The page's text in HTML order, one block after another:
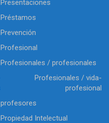
Presentaciones
Préstamos
Prevención
Profesional
Profesionales / profesionales
Profesionales / vida-
profesional
profesores
Propiedad Intelectual